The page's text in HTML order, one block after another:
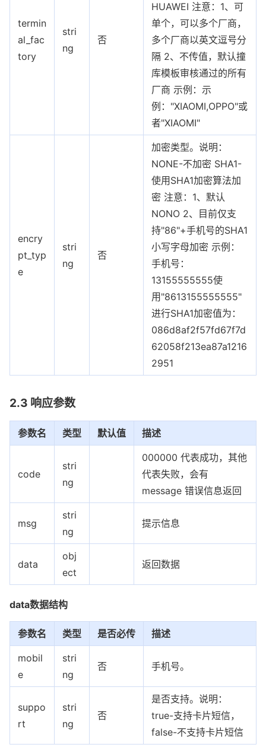
termin
al_fac
tory
stri
ng
否
HUAWEI 注意：1、可
单个，可以多个厂商，
多个厂商以英文逗号分
隔 2、不传值，默认撞
库模板审核通过的所有
厂商 示例：示
例："XIAOMI,OPPO"或
者"XIAOMI"
encry
pt_typ
e
stri
ng
否
加密类型。说明：
NONE-不加密 SHA1-
使用SHA1加密算法加
密 注意：1、默认
NONO 2、目前仅支
持"86"+手机号的SHA1
小写字母加密 示例：
手机号：
13155555555使
用"8613155555555"
进行SHA1加密值为：
086d8af2f57fd67f7d
62058f213ea87a1216
2951
2.3 响应参数
参数名 类型 默认值 描述
code
stri
ng
000000 代表成功，其他
代表失败，会有
message 错误信息返回
msg
stri
ng
提示信息
data
obj
ect
返回数据
data数据结构
参数名 类型 是否必传 描述
mobil
e
stri
ng
否 手机号。
suppo
rt
stri
ng
否
是否支持。说明：
true-支持卡片短信，
false-不支持卡片短信